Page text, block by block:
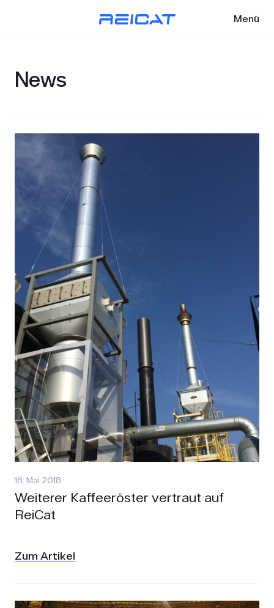
Menü
News
16. Mai 2018
Weiterer Kaffeeröster vertraut auf
ReiCat
Zum Artikel